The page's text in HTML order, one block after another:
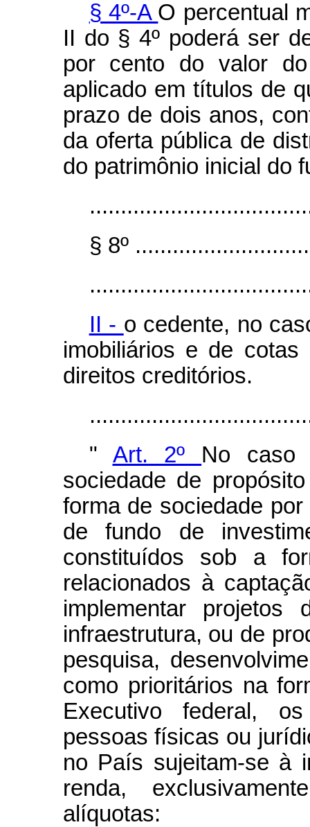
§ 4º-A O percentual
II do § 4º poderá ser
por cento do valor
aplicado em títulos de
prazo de dois anos,
da oferta pública de
do patrimônio inicial do
§ 8º
II - o cedente, no
imobiliários e de
direitos creditórios.
" Art. 2º No caso
sociedade de
forma de sociedade
de fundo de
constituídos sob a
relacionados à
implementar
infraestrutura, ou de
pesquisa,
como prioritários na
Executivo federal,
pessoas físicas ou
no País sujeitam-se à
renda,
alíquotas: